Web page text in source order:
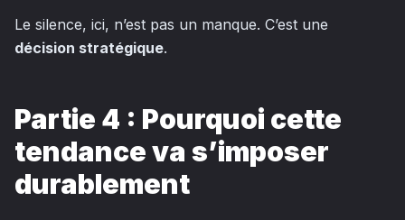
Le silence, ici, n’est pas un manque. C’est une
décision stratégique.
Partie 4 : Pourquoi cette
tendance va s’imposer
durablement